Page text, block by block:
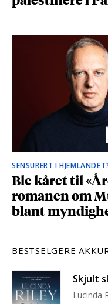
SENSURERT I HJEMLANDET?
Ble kåret til
romanen om
blant
BESTSELGERE
Skjult
Lucinda